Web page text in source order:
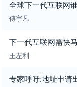
全球下一代互联网
傅宇凡
下一代互联网需快
王左利
专家呼吁:地址申请